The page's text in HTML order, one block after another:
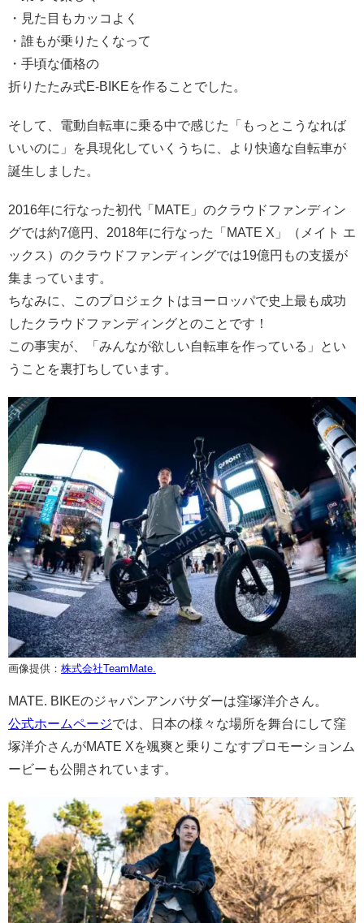
・見た目もカッコよく
・誰もが乗りたくなって
・手頃な価格の
折りたたみ式E-BIKEを作ることでした。
そして、電動自転車に乗る中で感じた「もっとこうなれば
いいのに」を具現化していくうちに、より快適な自転車が
誕生しました。
2016年に行なった初代「MATE」のクラウドファンディン
グでは約7億円、2018年に行なった「MATE X」（メイト エ
ックス）のクラウドファンディングでは19億円もの支援が
集まっています。
ちなみに、このプロジェクトはヨーロッパで史上最も成功
したクラウドファンディングとのことです！
この事実が、「みんなが欲しい自転車を作っている」とい
うことを裏打ちしています。
画像提供： 株式会社TeamMate.
MATE. BIKEのジャパンアンバサダーは窪塚洋介さん。
公式ホームページでは、日本の様々な場所を舞台にして窪
塚洋介さんがMATE Xを颯爽と乗りこなすプロモーションム
ービーも公開されています。